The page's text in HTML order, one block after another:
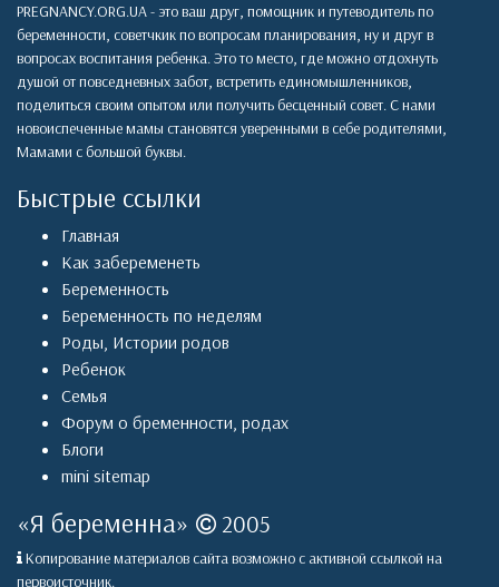
PREGNANCY.ORG.UA - это ваш друг, помощник и путеводитель по
беременности, советчкик по вопросам планирования, ну и друг в
вопросах воспитания ребенка. Это то место, где можно отдохнуть
душой от повседневных забот, встретить единомышленников,
поделиться своим опытом или получить бесценный совет. С нами
новоиспеченные мамы становятся уверенными в себе родителями,
Мамами с большой буквы.
Быстрые ссылки
Главная
Как забеременеть
Беременность
Беременность по неделям
Роды, Истории родов
Ребенок
Семья
Форум о бременности, родах
Блоги
mini sitemap
«Я беременна» 2005
Копирование материалов сайта возможно с активной ссылкой на
первоисточник.